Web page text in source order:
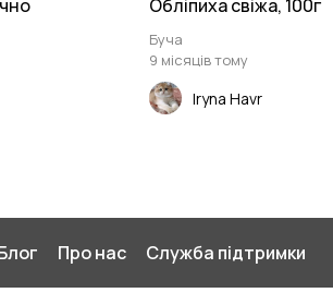
Обліпиха свіжа, 100г
Буча
9 місяців тому
Iryna Havr
Про нас Служба підтримки